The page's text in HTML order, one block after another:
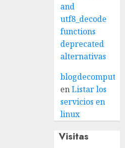
and
utf8_decode
functions
deprecated
alternativas
enListar los
servicios en
linux
Visitas